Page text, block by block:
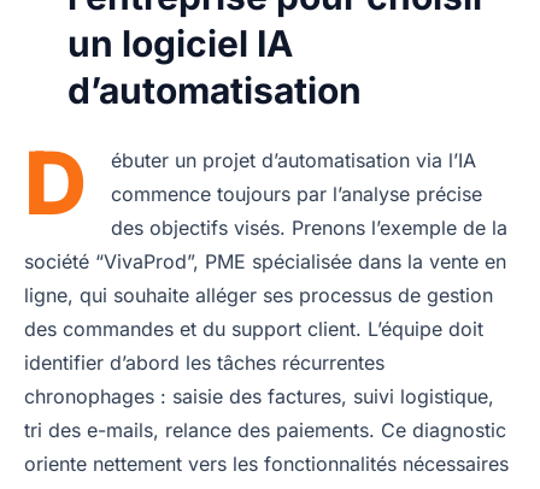
un logiciel IA
d’automatisation
D
ébuter un projet d’automatisation via l’IA
commence toujours par l’analyse précise
des objectifs visés. Prenons l’exemple de la
société “VivaProd”, PME spécialisée dans la vente en
ligne, qui souhaite alléger ses processus de gestion
des commandes et du support client. L’équipe doit
identifier d’abord les tâches récurrentes
chronophages : saisie des factures, suivi logistique,
tri des e-mails, relance des paiements. Ce diagnostic
oriente nettement vers les fonctionnalités nécessaires